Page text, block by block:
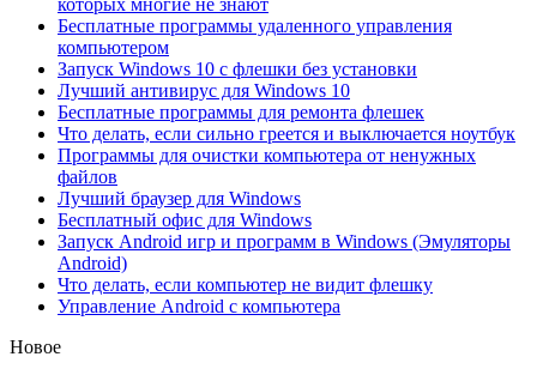
Бесплатные программы удаленного управления
компьютером
Запуск Windows 10 с флешки без установки
Лучший антивирус для Windows 10
Бесплатные программы для ремонта флешек
Что делать, если сильно греется и выключается ноутбук
Программы для очистки компьютера от ненужных
файлов
Лучший браузер для Windows
Бесплатный офис для Windows
Запуск Android игр и программ в Windows (Эмуляторы
Android)
Что делать, если компьютер не видит флешку
Управление Android с компьютера
Новое